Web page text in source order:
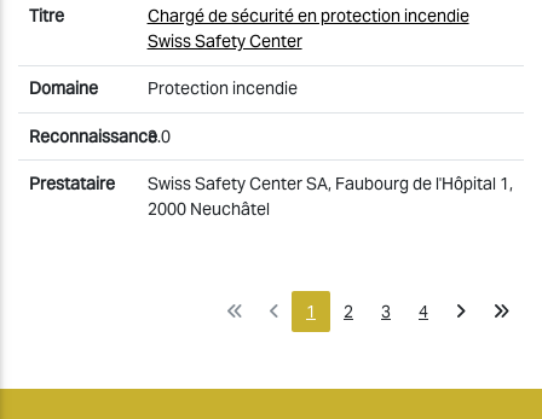
Chargé de sécurité en protection incendie
Swiss Safety Center
Protection incendie
3.0
Swiss Safety Center SA, Faubourg de l'Hôpital 1,
2000 Neuchâtel
1 2 3 4